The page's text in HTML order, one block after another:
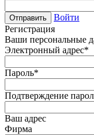
Отправить
Войти
Регистрация
Ваши персональные
Электронный адрес*
Пароль*
Подтверждение
Ваш адрес
Фирма